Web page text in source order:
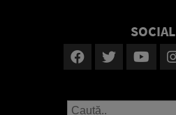
SOCIAL